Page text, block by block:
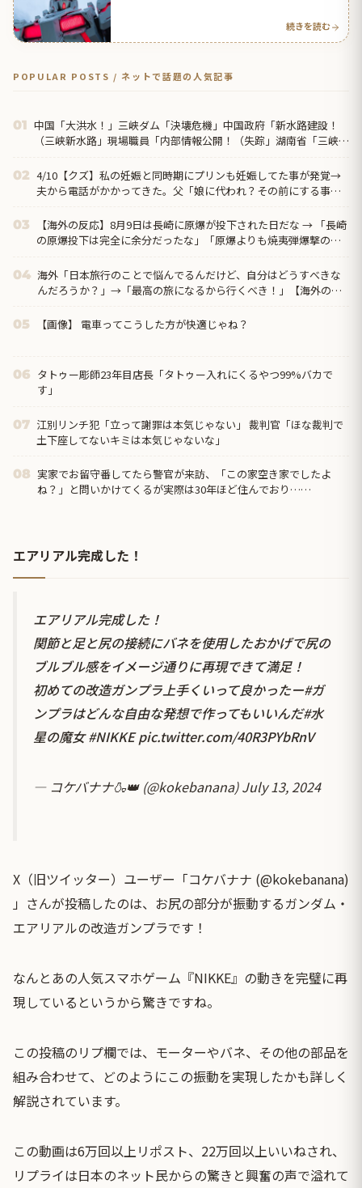
続きを読む
POPULAR POSTS / ネットで話題の人気記事
01 中国「大洪水！」三峡ダム「決壊危機」中国政府「新水路建設！
（三峡新水路」現場職員「内部情報公開！（失踪」湖南省「三峡放
02 4/10【クズ】私の妊娠と同時期にプリンも妊娠してた事が発覚→
夫から電話がかかってきた。父「娘に代われ？その前にする事が
03
【海外の反応】8月9日は長崎に原爆が投下された日だな → 「長崎
の原爆投下は完全に余分だったな」「原爆よりも焼夷弾爆撃のほ
04 海外「日本旅行のことで悩んでるんだけど、自分はどうすべきな
んだろうか？」→「最高の旅になるから行くべき！」【海外の反
05 【画像】 電車ってこうした方が快適じゃね？
06 タトゥー彫師23年目店長「タトゥー入れにくるやつ99%バカで
す」
07 江別リンチ犯「立って謝罪は本気じゃない」 裁判官「ほな裁判で
土下座してないキミは本気じゃないな」
08 実家でお留守番してたら警官が来訪、「この家空き家でしたよ
ね？」と問いかけてくるが実際は30年ほど住んでおり……
エアリアル完成した！
エアリアル完成した！
関節と足と尻の接続にバネを使用したおかげで尻の
ブルブル感をイメージ通りに再現できて満足！
初めての改造ガンプラ上手くいって良かったー#ガ
ンプラはどんな自由な発想で作ってもいいんだ#水
星の魔女 #NIKKE pic.twitter.com/40R3PYbRnV
— コケバナナ🍶👑 (@kokebanana)July 13, 2024
X（旧ツイッター）ユーザー「コケバナナ (@kokebanana)
」さんが投稿したのは、お尻の部分が振動するガンダム・
エアリアルの改造ガンプラです！
なんとあの人気スマホゲーム『NIKKE』の動きを完璧に再
現しているというから驚きですね。
この投稿のリプ欄では、モーターやバネ、その他の部品を
組み合わせて、どのようにこの振動を実現したかも詳しく
解説されています。
この動画は6万回以上リポスト、22万回以上いいねされ、
リプライは日本のネット民からの驚きと興奮の声で溢れて